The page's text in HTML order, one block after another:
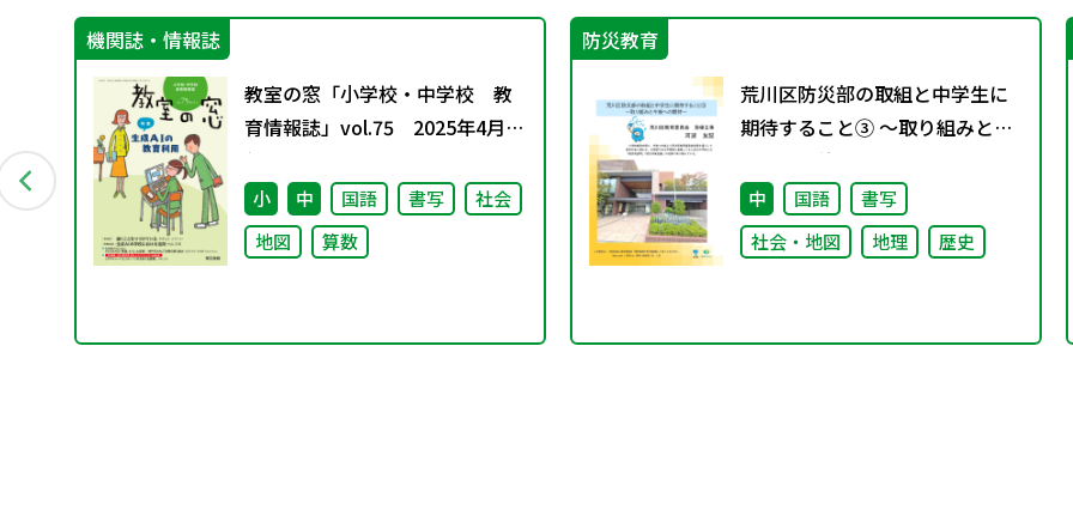
機関誌・情報誌
教室の窓「小学校・中学校 教
育情報誌」vol.75 2025年4月発
行
小 中 国語 書写
社会
地図
算数
防災教育
荒川区防災部の取組と中学生に
期待すること③ ～取り組みと今
後への期待～
中 国語
書写
社会・地図
地理 歴史